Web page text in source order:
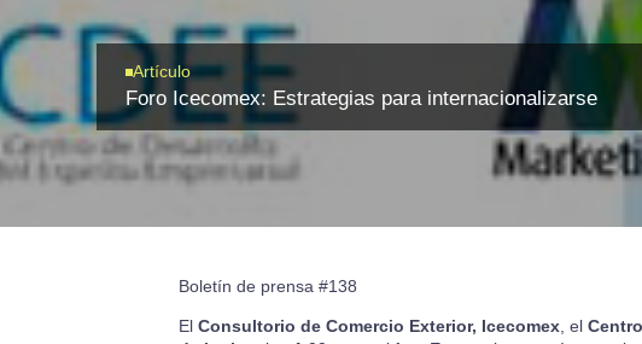
Artículo
Foro Icecomex: Estrategias para internacionalizarse
Boletín de prensa #138
El Consultorio de Comercio Exterior, Icecomex, el